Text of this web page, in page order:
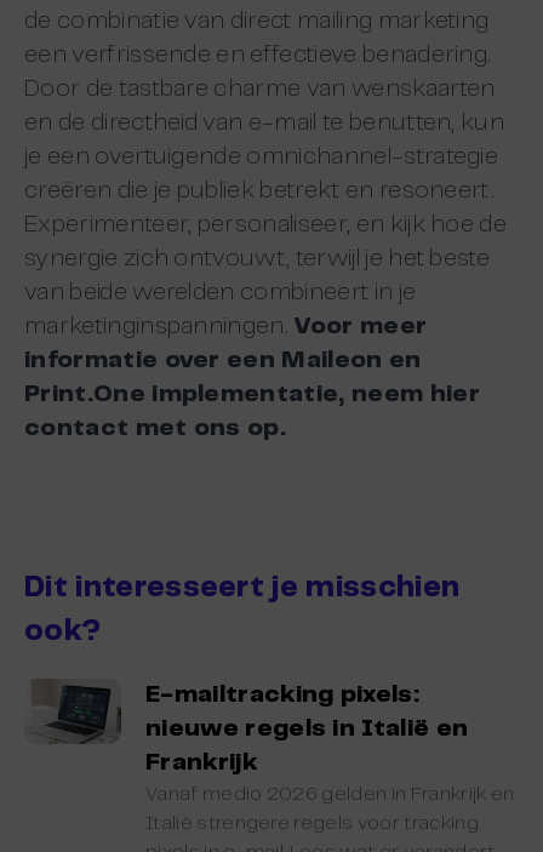
de combinatie van direct mailing marketing
een verfrissende en effectieve benadering.
Door de tastbare charme van wenskaarten
en de directheid van e-mail te benutten, kun
je een overtuigende omnichannel-strategie
creëren die je publiek betrekt en resoneert.
Experimenteer, personaliseer, en kijk hoe de
synergie zich ontvouwt, terwijl je het beste
van beide werelden combineert in je
marketinginspanningen. Voor meer
informatie over een Maileon en
Print.One implementatie, neem hier
contact met ons op.
Dit interesseert je misschien
ook?
E-mailtracking pixels:
nieuwe regels in Italië en
Frankrijk
Vanaf medio 2026 gelden in Frankrijk en
Italië strengere regels voor tracking